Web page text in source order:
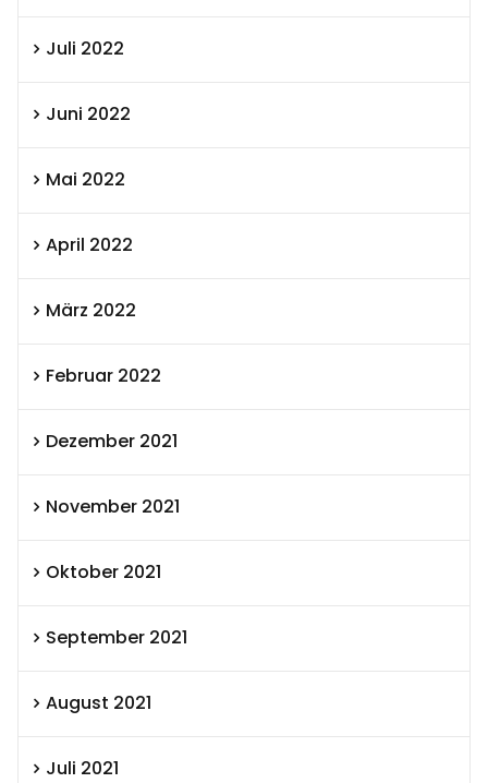
Juli 2022
Juni 2022
Mai 2022
April 2022
März 2022
Februar 2022
Dezember 2021
November 2021
Oktober 2021
September 2021
August 2021
Juli 2021